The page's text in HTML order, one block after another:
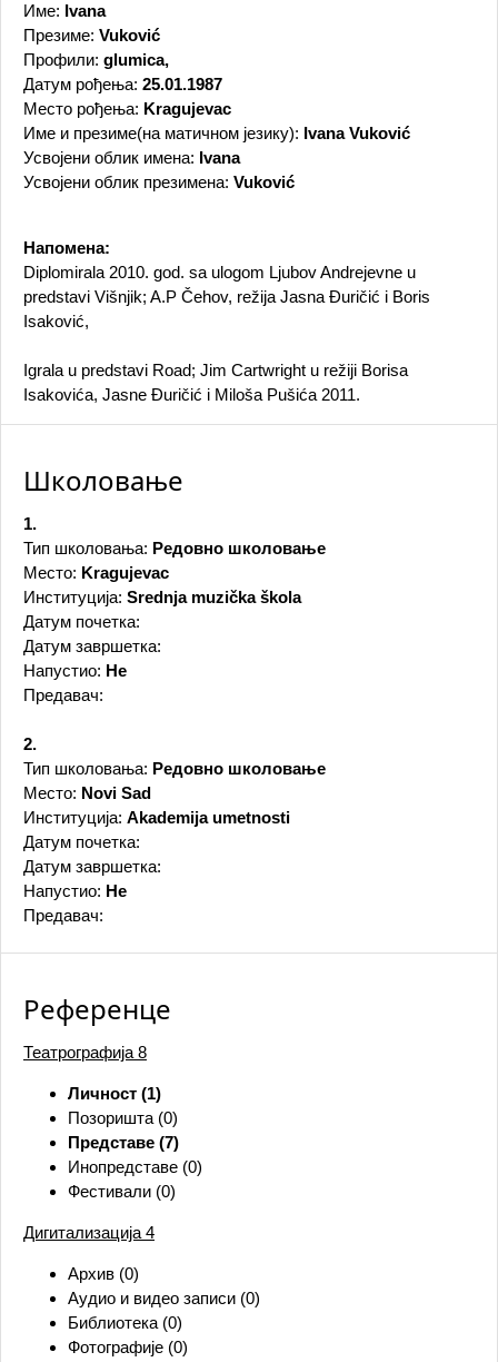
Име: Ivana
Презиме: Vuković
Профили: glumica,
Датум рођења: 25.01.1987
Место рођења: Kragujevac
Име и презиме(на матичном језику): Ivana Vuković
Усвојени облик имена: Ivana
Усвојени облик презимена: Vuković
Напомена:
Diplomirala 2010. god. sa ulogom Ljubov Andrejevne u
predstavi Višnjik; A.P Čehov, režija Jasna Đuričić i Boris
Isaković,
Igrala u predstavi Road; Jim Cartwright u režiji Borisa
Isakovića, Jasne Đuričić i Miloša Pušića 2011.
Школовање
1.
Тип школовања: Редовно школовање
Место: Kragujevac
Институција: Srednja muzička škola
Датум почетка:
Датум завршетка:
Напустио: Не
Предавач:
2.
Тип школовања: Редовно школовање
Место: Novi Sad
Институција: Akademija umetnosti
Датум почетка:
Датум завршетка:
Напустио: Не
Предавач:
Референце
Театрографија 8
Личност (1)
Позоришта (0)
Представе (7)
Инопредставе (0)
Фестивали (0)
Дигитализација 4
Архив (0)
Аудио и видео записи (0)
Библиотека (0)
Фотографије (0)